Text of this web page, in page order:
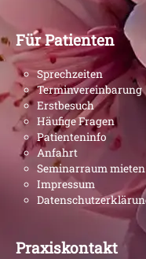
Für Patienten
Sprechzeiten
Terminvereinbarung
Erstbesuch
Häufige Fragen
Patienteninfo
Anfahrt
Seminarraum
Impressum
Praxiskontakt